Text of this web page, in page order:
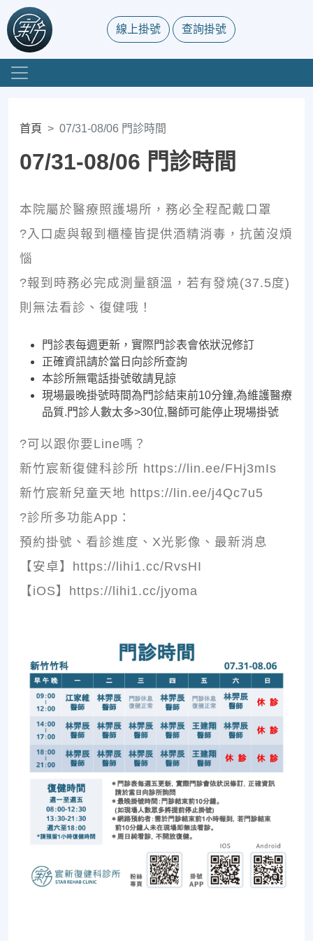
線上掛號 查詢掛號
首頁 07/31-08/06 門診時間
07/31-08/06 門診時間
本院屬於醫療照護場所，務必全程配戴口罩
?入口處與報到櫃檯皆提供酒精消毒，抗菌沒煩
惱
?報到時務必完成測量額溫，若有發燒(37.5度)
則無法看診、復健哦！
門診表每週更新，實際門診表會依狀況修訂
正確資訊請於當日向診所查詢
本診所無電話掛號敬請見諒
現場最晚掛號時間為門診結束前10分鐘,為維護醫療
品質.門診人數太多>30位,醫師可能停止現場掛號
?可以跟你要Line嗎？
新竹宸新復健科診所 https://lin.ee/FHj3mIs
新竹宸新兒童天地 https://lin.ee/j4Qc7u5
?診所多功能App：
預約掛號、看診進度、X光影像、最新消息
【安卓】https://lihi1.cc/RvsHI
【iOS】https://lihi1.cc/jyoma